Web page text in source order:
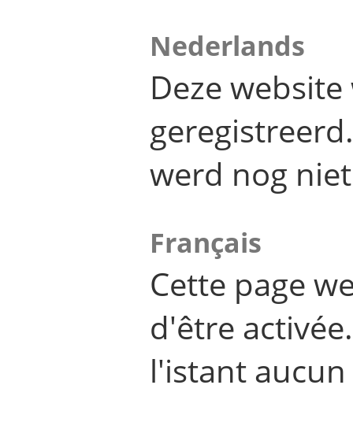
Nederlands
Deze
werd nog
Français
Cette page
d'être
l'istant